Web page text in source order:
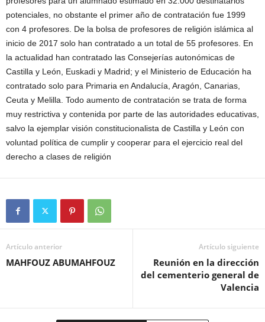
potenciales, no obstante el primer año de contratación fue 1999
con 4 profesores. De la bolsa de profesores de religión islámica al
inicio de 2017 solo han contratado a un total de 55 profesores. En
la actualidad han contratado las Consejerías autonómicas de
Castilla y León, Euskadi y Madrid; y el Ministerio de Educación ha
contratado solo para Primaria en Andalucía, Aragón, Canarias,
Ceuta y Melilla. Todo aumento de contratación se trata de forma
muy restrictiva y contenida por parte de las autoridades educativas,
salvo la ejemplar visión constitucionalista de Castilla y León con
voluntad política de cumplir y cooperar para el ejercicio real del
derecho a clases de religión
Artículo anterior
MAHFOUZ ABUMAHFOUZ
Artículo siguiente
Reunión en la dirección
del cementerio general de
Valencia